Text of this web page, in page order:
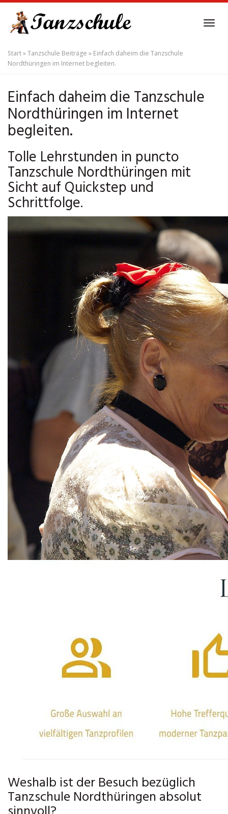
main
content
Start»Tanzschule Beiträge » Einfach daheim die Tanzschule
Nordthüringen im Internet begleiten.
Einfach daheim die Tanzschule
Nordthüringen im Internet
begleiten.
Tolle Lehrstunden in puncto
Tanzschule Nordthüringen mit
Sicht auf Quickstep und
Schrittfolge.
Weshalb ist der Besuch bezüglich
Tanzschule Nordthüringen absolut